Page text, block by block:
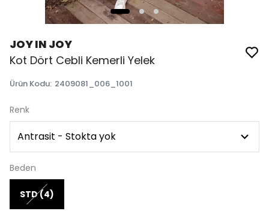
JOY IN JOY
Kot Dört Cebli Kemerli Yelek
Ürün Kodu: 2409081_006_1001
Renk
Beden
STD (4)